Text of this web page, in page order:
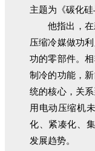
主题为《碳化硅
他指出，
压缩冷媒做功
功的零部件。
制冷的功能，
统的核心，关
用电动压缩机
化、紧凑化、
发展趋势。